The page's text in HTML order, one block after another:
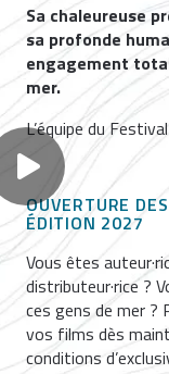
Sa chaleureuse
sa profonde
engagement
mer.
L’équipe du Festival
OUVERTURE
ÉDITION 2027
Vous êtes
distributeur·rice ?
ces gens de mer ?
vos films dès
conditions